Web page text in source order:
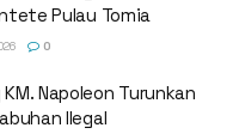
Pulau Tomia
0
Napoleon Turunkan
Ilegal